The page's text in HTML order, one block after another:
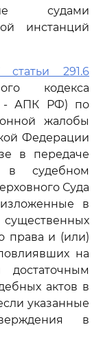
судами
инстанций
291.6
кодекса
- АПК РФ) по
жалобы
Федерации
в передаче
в судебном
Суда
в
права и (или)
на
актов в
указанные
в